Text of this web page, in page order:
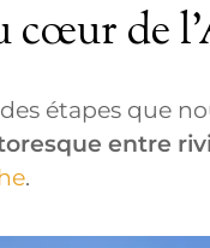
cœur de
étapes que
entre
.